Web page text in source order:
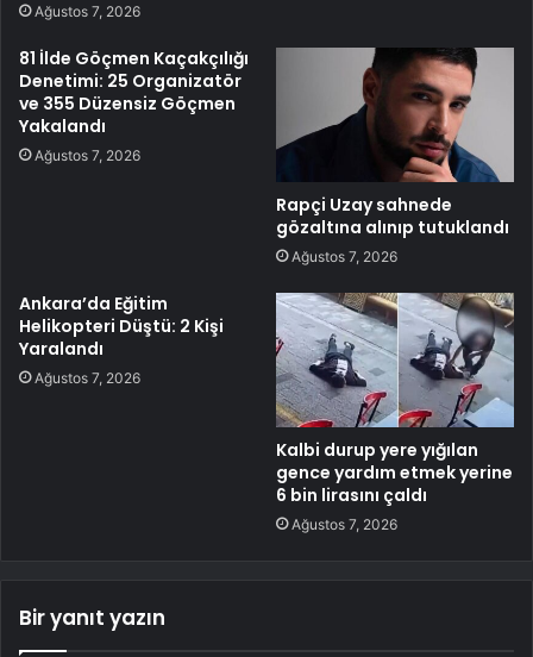
Ağustos 7, 2026
81 İlde Göçmen Kaçakçılığı
Denetimi: 25 Organizatör
ve 355 Düzensiz Göçmen
Yakalandı
Ağustos 7, 2026
Rapçi Uzay sahnede
gözaltına alınıp tutuklandı
Ağustos 7, 2026
Ankara’da Eğitim
Helikopteri Düştü: 2 Kişi
Yaralandı
Ağustos 7, 2026
Kalbi durup yere yığılan
gence yardım etmek yerine
6 bin lirasını çaldı
Ağustos 7, 2026
Bir yanıt yazın